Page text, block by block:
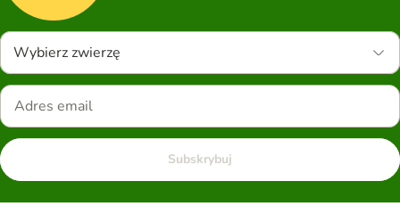
Wybierz zwierzę
Subskrybuj